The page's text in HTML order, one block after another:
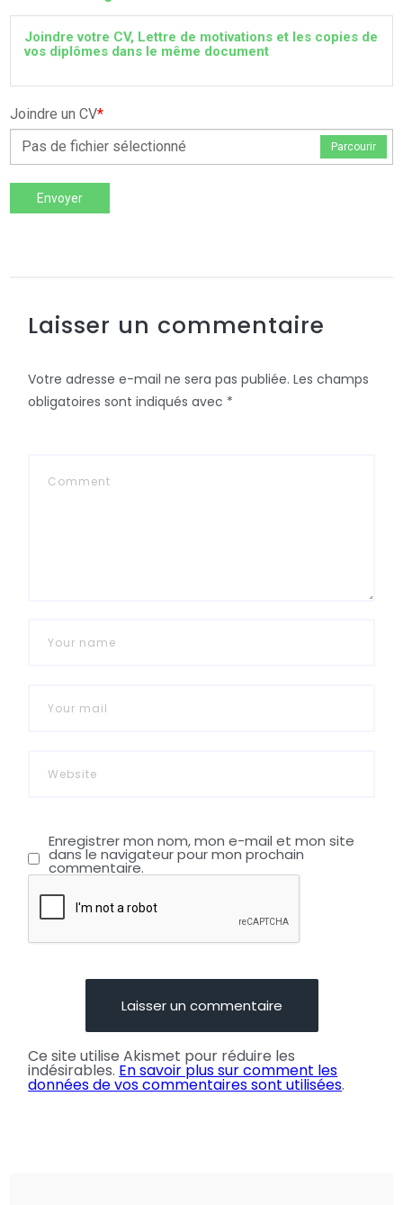
Joindre votre CV, Lettre de motivations et les copies de
vos diplômes dans le même document
Joindre un CV*
Pas de fichier sélectionné
Parcourir
Envoyer
Laisser un commentaire
Votre adresse e-mail ne sera pas publiée. Les champs
obligatoires sont indiqués avec *
Enregistrer mon nom, mon e-mail et mon site
dans le navigateur pour mon prochain
commentaire.
Ce site utilise Akismet pour réduire les
indésirables. En savoir plus sur comment les
données de vos commentaires sont utilisées.